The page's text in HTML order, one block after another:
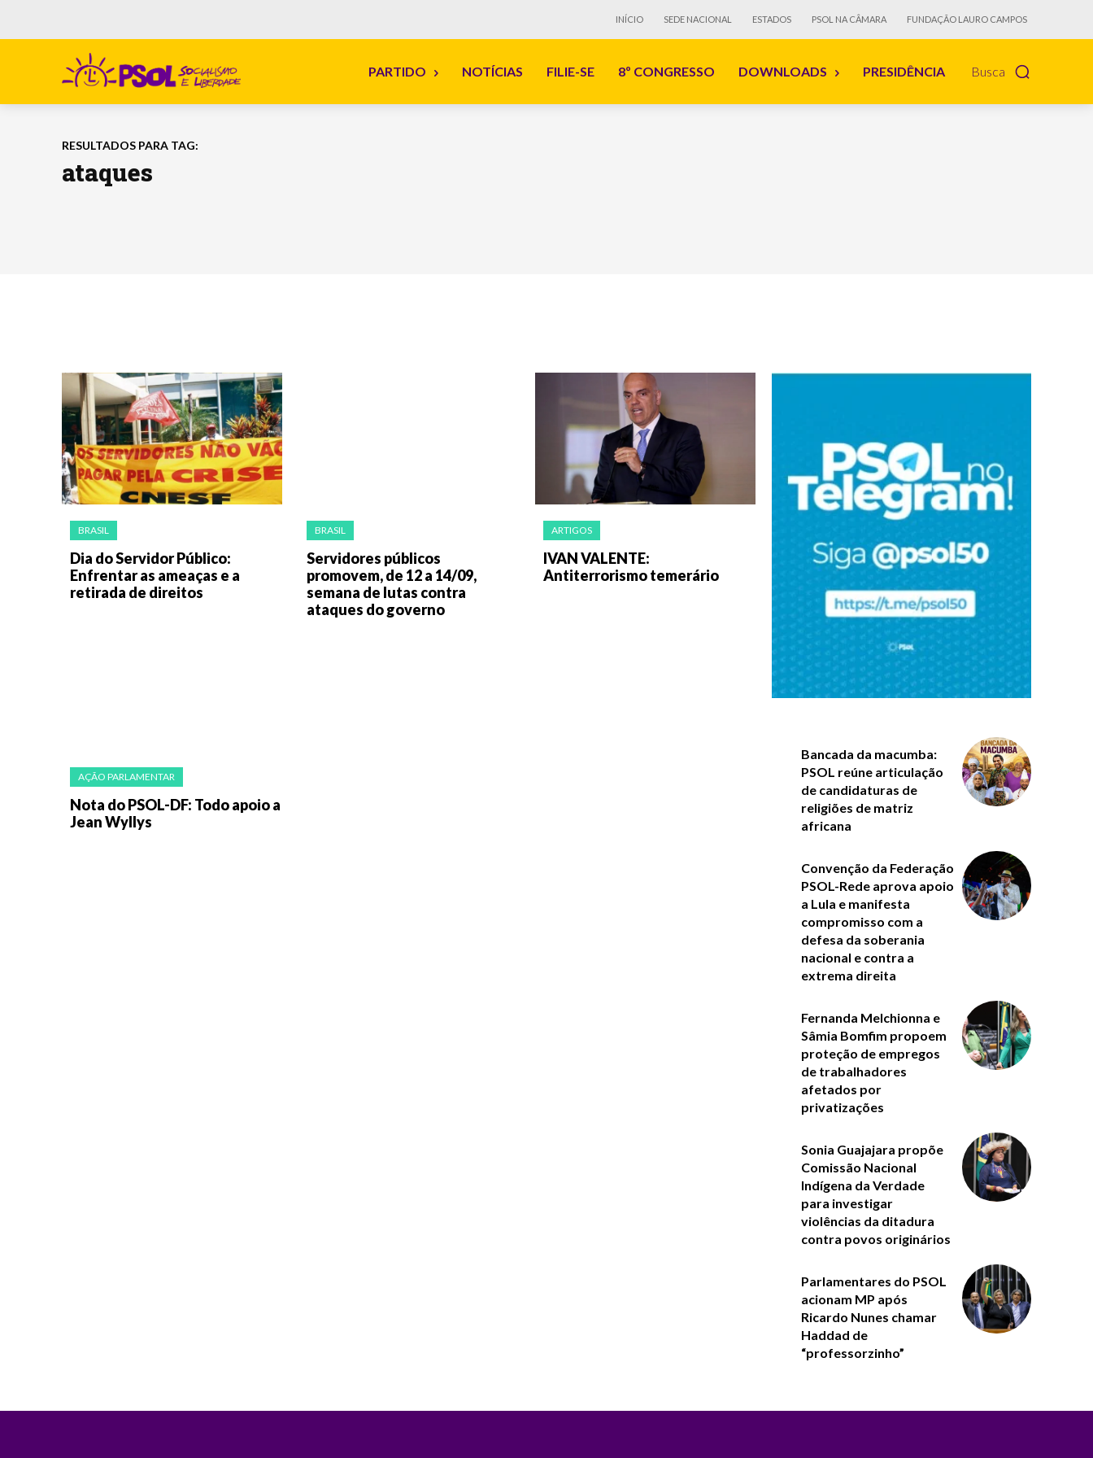
INÍCIO SEDE NACIONAL ESTADOS PSOL NA CÂMARA FUNDAÇÃO LAURO CAMPOS
Busca
PARTIDO NOTÍCIAS FILIE-SE 8º CONGRESSO DOWNLOADS PRESIDÊNCIA
RESULTADOS PARA TAG:
ataques
BRASIL
Dia do Servidor Público:
Enfrentar as ameaças e a
retirada de direitos
BRASIL
Servidores públicos
promovem, de 12 a 14/09,
semana de lutas contra
ataques do governo
ARTIGOS
IVAN VALENTE:
Antiterrorismo temerário
AÇÃO PARLAMENTAR
Nota do PSOL-DF: Todo apoio a
Jean Wyllys
Bancada da macumba:
PSOL reúne articulação
de candidaturas de
religiões de matriz
africana
Convenção da Federação
PSOL-Rede aprova apoio
a Lula e manifesta
compromisso com a
defesa da soberania
nacional e contra a
extrema direita
Fernanda Melchionna e
Sâmia Bomfim propoem
proteção de empregos
de trabalhadores
afetados por
privatizações
Sonia Guajajara propõe
Comissão Nacional
Indígena da Verdade
para investigar
violências da ditadura
contra povos originários
Parlamentares do PSOL
acionam MP após
Ricardo Nunes chamar
Haddad de
“professorzinho”